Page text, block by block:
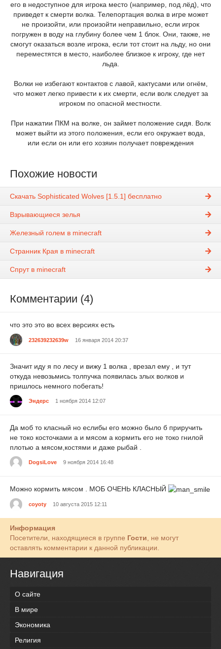
его в недоступное для игрока место (например, под лёд), что
приведет к смерти волка. Телепортация волка в игре может
не произойти, или произойти неправильно, если игрок
погружен в воду на глубину более чем 1 блок. Они, также, не
смогут оказаться возле игрока, если тот стоит на льду, но они
переместятся в место, наиболее близкое к игроку, где нет
льда.
Волки не избегают контактов с лавой, кактусами или огнём,
что может легко привести к их смерти, если волк следует за
игроком по опасной местности.
При нажатии ПКМ на волке, он займет положение сидя. Волк
может выйти из этого положения, если его окружает вода,
или если он или его хозяин получает повреждения
Похожие новости
Скачать Sophisticated Wolves [1.5.1] бесплатно
Взрывающиеся зелья
Железный голем в minecraft
Странник Края в minecraft
Спрут в minecraft
Комментарии (4)
что это это во всех версиях есть
232639232639w 16 января 2014 20:37
Значит иду я по лесу и вижу 1 волка , врезал ему , и тут
откуда невозьмись толпучка появилась злых волков и
пришлось немного побегать!
Эндерс 1 ноября 2014 12:07
Да моб то класный но еслибы его можно было б приручить
не токо косточками а и мясом а кормить его не токо гнилой
плотью а мясом,костями и даже рыбай .
DogsiLove 9 ноября 2014 16:48
Можно кормить мясом . МОБ ОЧЕНЬ КЛАСНЫЙ
coyoty 10 августа 2015 12:11
Информация
Посетители, находящиеся в группе Гости , не могут
оставлять комментарии к данной публикации.
Навигация
О сайте
В мире
Экономика
Религия